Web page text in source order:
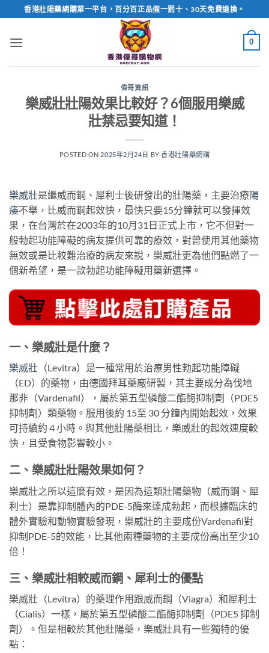
to
content
香港壯陽藥網購第一平台，百分百正品假一罰十、30天免費退換。
0
偉哥資訊
樂威壯壯陽效果比較好？6個服用樂威
壯禁忌要知道！
POSTED ON 2025年2月24日 BY香港壯陽藥網購
樂威壯是繼威而鋼、犀利士後研發出的壯陽藥，主要治療陽
痿不舉，比威而鋼起效快，最快只要15分鐘就可以發揮效
果，在台灣於在2003年的10月31日正式上市，它不但對一
般勃起功能障礙的病友提供可靠的療效，對曾使用其他藥物
無效或是比較難治療的病友來說，樂威壯更為他們點燃了一
個新希望，是一款勃起功能障礙用藥新選擇。
一、樂威壯是什麼？
樂威壯 （Levitra）是一種常用於治療男性勃起功能障礙
（ED）的藥物，由德國拜耳藥廠研製，其主要成分為伐地
那非（Vardenafil），屬於第五型磷酸二酯酶抑制劑（PDE5
抑制劑）類藥物。服用後約 15至 30 分鐘內開始起效，效果
可持續約 4 小時。與其他壯陽藥相比，樂威壯的起效速度較
快，且受食物影響較小。
二、樂威壯壯陽效果如何？
樂威壯之所以這麼有效，是因為這類壯陽藥物（威而鋼、犀
利士）是靠抑制體內的PDE-5酶來達成勃起，而根據臨床的
體外實驗和動物實驗發現，樂威壯的主要成份Vardenafil對
抑制PDE-5的效能，比其他兩種藥物的主要成份高出至少10
倍！
三、樂威壯相較威而鋼、犀利士的優點
樂威壯（Levitra）的藥理作用跟威而鋼（Viagra）和犀利士
（Cialis）一樣，屬於第五型磷酸二酯酶抑制劑（PDE5 抑制
劑）。但是相較於其他壯陽藥，樂威壯具有一些獨特的優
點：